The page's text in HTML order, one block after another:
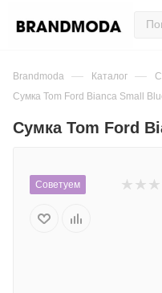
Brandmoda — Каталог —
Сумка Tom Ford Bianca Small
Сумка Tom Ford
Советуем